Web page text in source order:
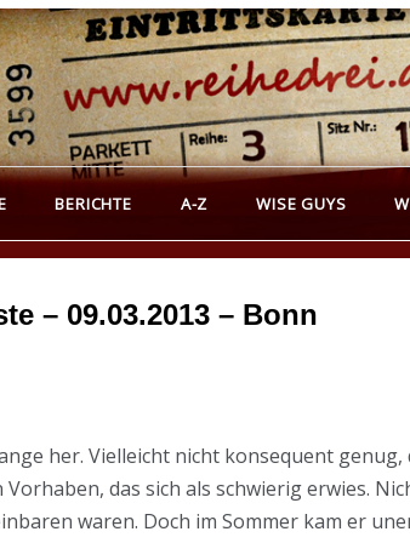
über Groß- und Kleinkunst
BERICHTE A-Z WISE GUYS
– 09.03.2013 – Bonn
her. Vielleicht nicht konsequent
das sich als schwierig erwies.
waren. Doch im Sommer kam er